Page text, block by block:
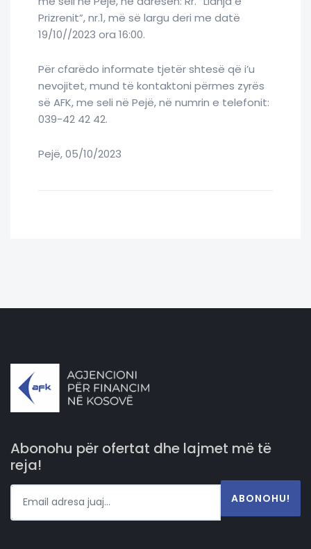
Prizrenit”, nr.1, më së largu deri me datë
19/10//2023 ora 16:00.
Për cfarëdo informate tjetër shtesë që i’u
nevojitet, mund të kontaktoni përmes zyrës
së AFK, me seli në Pejë, në numrin e telefonit:
039-42 42 42.
Pejë, 05/10/2023
Abonohu për ofertat dhe lajmet më të
reja!
ABONOHU!